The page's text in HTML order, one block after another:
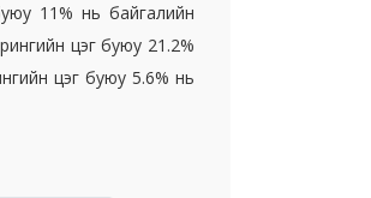
11% нь байгалийн
цэг буюу 21.2%
цэг буюу 5.6% нь